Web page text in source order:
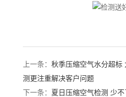
上一条： 秋季压缩空气水分超标
测更注重解决客户问题
下一条： 夏日压缩空气检测 少